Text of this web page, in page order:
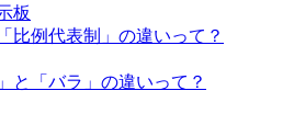
比例代表制」の違いって？
と「バラ」の違いって？